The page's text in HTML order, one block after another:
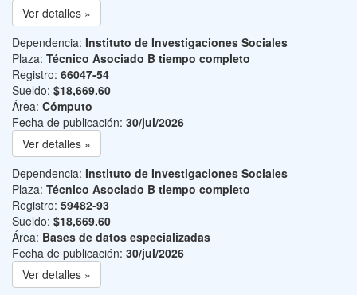
Ver detalles »
Dependencia: Instituto de Investigaciones Sociales
Plaza: Técnico Asociado B tiempo completo
Registro: 66047-54
Sueldo: $18,669.60
Área: Cómputo
Fecha de publicación: 30/jul/2026
Ver detalles »
Dependencia: Instituto de Investigaciones Sociales
Plaza: Técnico Asociado B tiempo completo
Registro: 59482-93
Sueldo: $18,669.60
Área: Bases de datos especializadas
Fecha de publicación: 30/jul/2026
Ver detalles »